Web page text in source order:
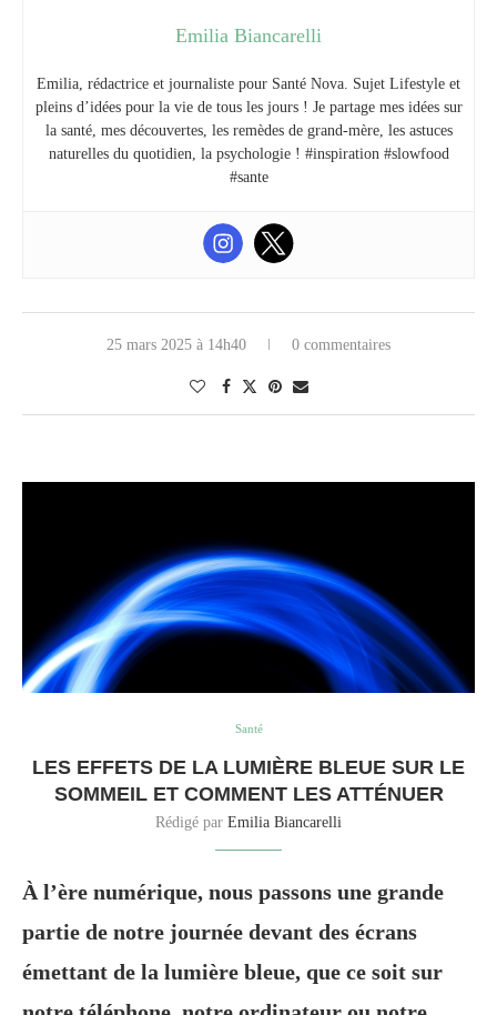
Emilia Biancarelli
Emilia, rédactrice et journaliste pour Santé Nova. Sujet Lifestyle et
pleins d’idées pour la vie de tous les jours ! Je partage mes idées sur
la santé, mes découvertes, les remèdes de grand-mère, les astuces
naturelles du quotidien, la psychologie ! #inspiration #slowfood
#sante
25 mars 2025 à 14h40 0 commentaires
Santé
LES EFFETS DE LA LUMIÈRE BLEUE SUR LE
SOMMEIL ET COMMENT LES ATTÉNUER
Rédigé par Emilia Biancarelli
À l’ère numérique, nous passons une grande
partie de notre journée devant des écrans
émettant de la lumière bleue, que ce soit sur